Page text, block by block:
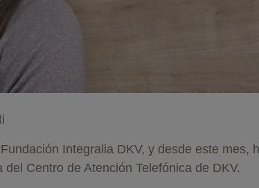
Integralia DKV, y desde este mes,
Centro de Atención Telefónica de DKV.